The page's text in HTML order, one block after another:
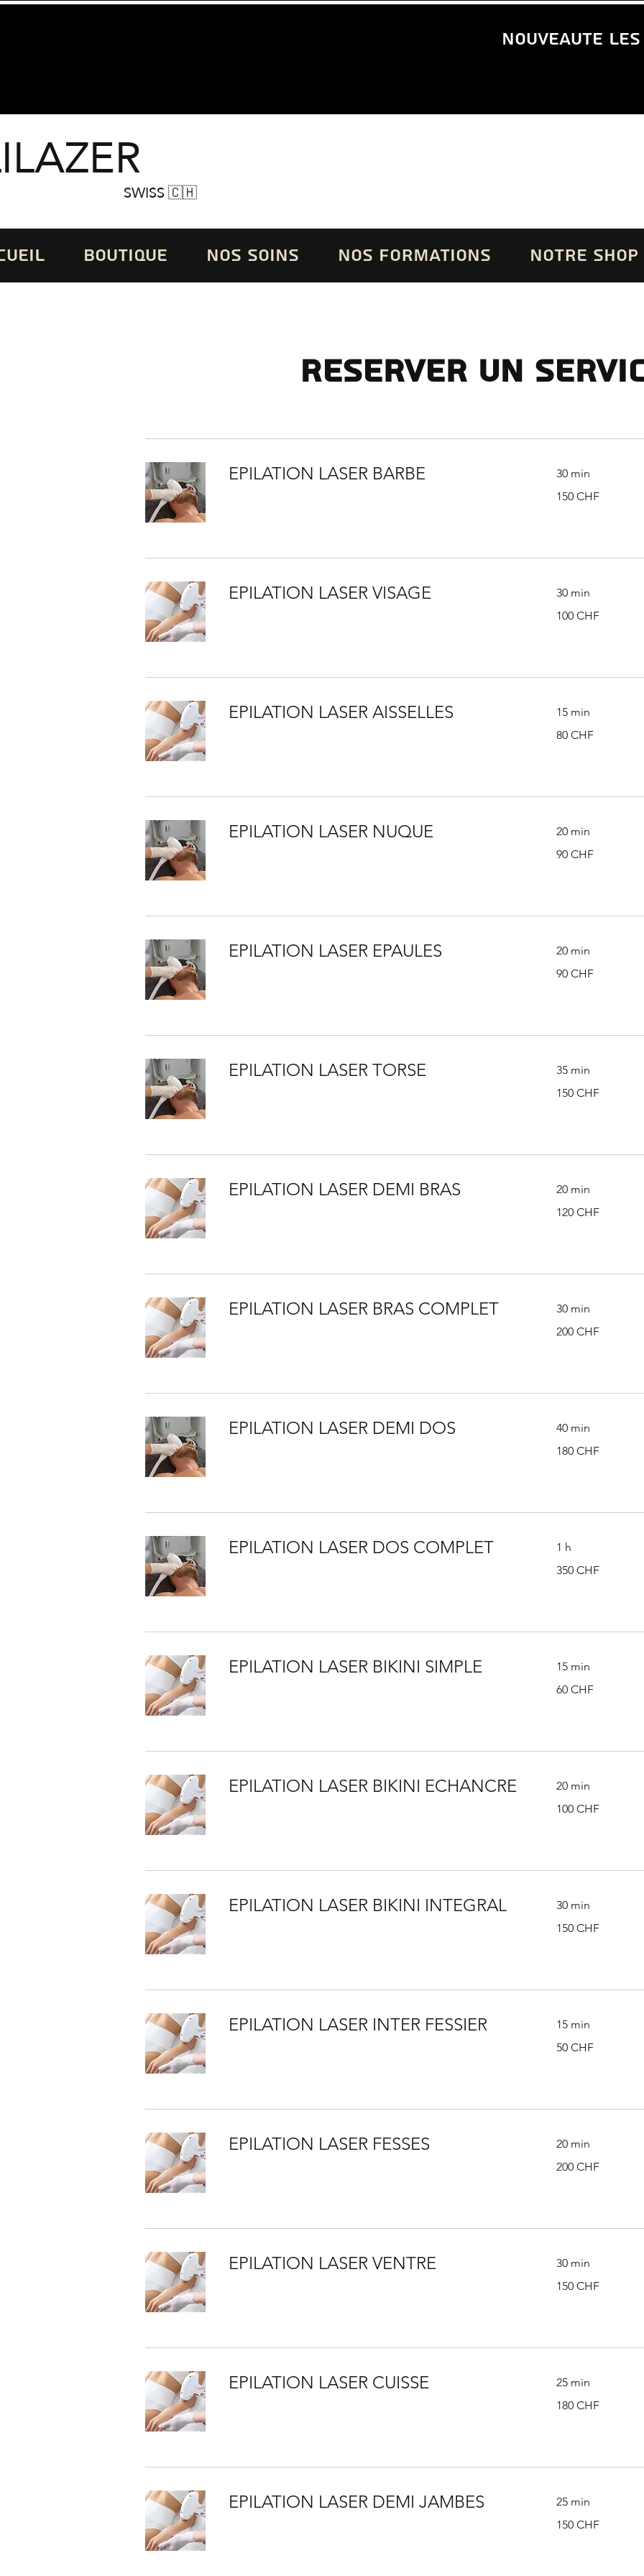
nouveaute
SWISS 🇨🇭
BOUTIQUE NOS SOINS NOS FORMATIONS NOTRE SHOP
Reserver un
EPILATION LASER BARBE 30 min
francs
150 CHF
EPILATION LASER VISAGE 30 min
francs
100 CHF
EPILATION LASER AISSELLES 15 min
francs
80 CHF
EPILATION LASER NUQUE 20 min
francs
90 CHF
EPILATION LASER EPAULES 20 min
francs
90 CHF
EPILATION LASER TORSE 35 min
francs
150 CHF
EPILATION LASER DEMI BRAS 20 min
francs
120 CHF
EPILATION LASER BRAS COMPLET 30 min
francs
200 CHF
EPILATION LASER DEMI DOS 40 min
francs
180 CHF
EPILATION LASER DOS COMPLET 1 h
francs
350 CHF
EPILATION LASER BIKINI SIMPLE 15 min
francs
60 CHF
EPILATION LASER BIKINI ECHANCRE 20 min
francs
100 CHF
EPILATION LASER BIKINI INTEGRAL 30 min
francs
150 CHF
EPILATION LASER INTER FESSIER 15 min
francs
50 CHF
EPILATION LASER FESSES 20 min
francs
200 CHF
EPILATION LASER VENTRE 30 min
francs
150 CHF
EPILATION LASER CUISSE 25 min
francs
180 CHF
EPILATION LASER DEMI JAMBES 25 min
francs
150 CHF